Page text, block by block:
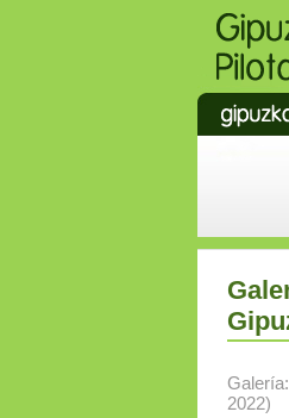
2022)